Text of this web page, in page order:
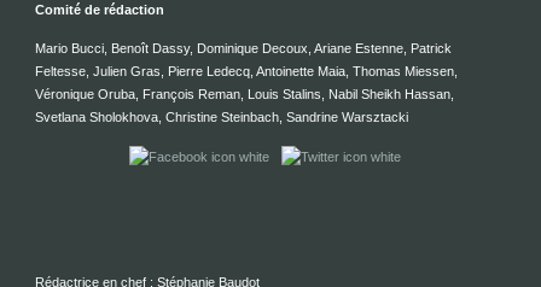
Comité de rédaction
Mario Bucci, Benoît Dassy, Dominique Decoux, Ariane Estenne, Patrick
Feltesse, Julien Gras, Pierre Ledecq, Antoinette Maia, Thomas Miessen,
Véronique Oruba, François Reman, Louis Stalins, Nabil Sheikh Hassan,
Svetlana Sholokhova, Christine Steinbach, Sandrine Warsztacki
Rédactrice en chef : Stéphanie Baudot